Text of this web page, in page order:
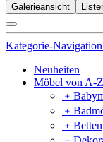
Galerieansicht
Kategorie-
Neuheiten
Möbel von A-Z
﹢
﹢
﹢ Betten